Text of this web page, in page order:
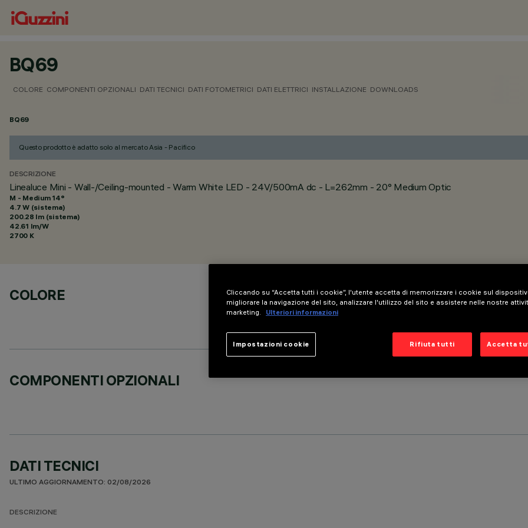
BQ69
COLORE COMPONENTI OPZIONALI DATI TECNICI DATI FOTOMETRICI DATI ELETTRICI INSTALLAZIONE DOWNLOADS
BQ69
Questo prodotto è adatto solo al mercato Asia - Pacifico
DESCRIZIONE
Linealuce Mini - Wall-/Ceiling-mounted - Warm White LED - 24V/500mA dc - L=262mm - 20° Medium Optic
M - Medium 14°
4.7 W (sistema)
200.28 lm (sistema)
42.61 lm/W
2700 K
COLORE
COMPONENTI OPZIONALI
DATI TECNICI
ULTIMO AGGIORNAMENTO: 02/08/2026
DESCRIZIONE
Cliccando su “Accetta tutti i cookie”, l'utente accetta di memorizzare i cookie sul
migliorare la navigazione del sito, analizzare l'utilizzo del sito e assistere nelle nostre
marketing.
Ulteriori informazioni
Rifiuta tutti Accetta
Impostazioni cookie